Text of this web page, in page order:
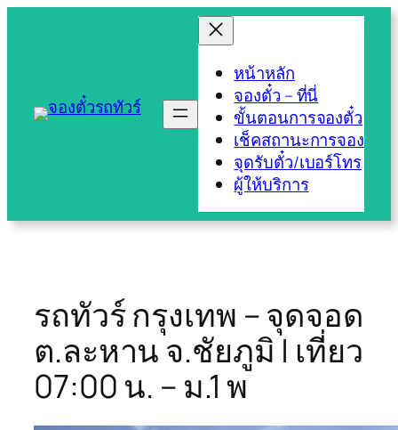
หน้าหลัก
จองตั๋ว – ที่นี่
ขั้นตอนการจองตั๋ว
เช็คสถานะการจอง
จุดรับตั๋ว/เบอร์โทร
ผู้ให้บริการ
รถทัวร์ กรุงเทพ – จุดจอด
ต.ละหาน จ.ชัยภูมิ | เที่ยว
07:00 น. – ม.1 พ